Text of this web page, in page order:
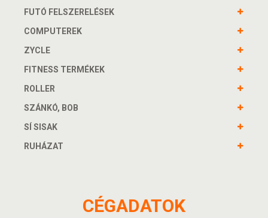
FUTÓ FELSZERELÉSEK
COMPUTEREK
ZYCLE
FITNESS TERMÉKEK
ROLLER
SZÁNKÓ, BOB
SÍ SISAK
RUHÁZAT
CÉGADATOK